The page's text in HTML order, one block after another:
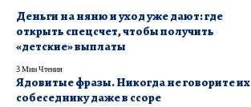
Деньги на няню и уход уже дают: где
открыть спецсчет, чтобы получить
«детские» выплаты
3 Мин Чтения
Ядовитые фразы. Никогда не говорите их
собеседнику даже в ссоре